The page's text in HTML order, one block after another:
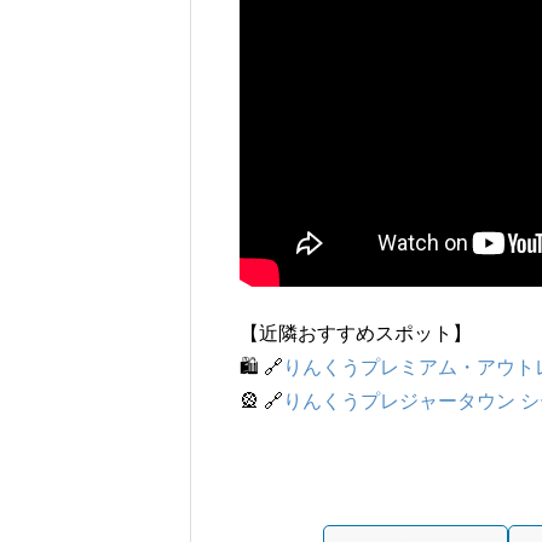
【近隣おすすめスポット】
🛍 🔗 りんくうプレミアム・アウト
🎡 🔗 りんくうプレジャータウン